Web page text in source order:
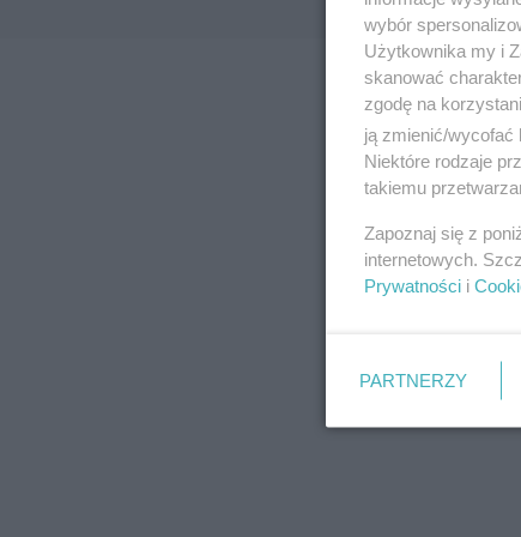
wybór
Użytkownika my i
skanować
zgodę na
ją zmienić/wycofać
Niektóre rodzaje
takiemu
Zapoznaj się z
internetowych.
Prywatności i
PARTNERZY